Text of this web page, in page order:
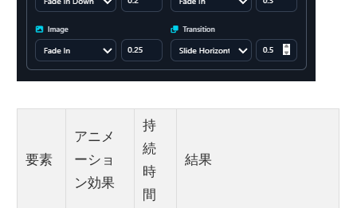
要素
アニメ
ーショ
ン効果
持
続
時
間
結果